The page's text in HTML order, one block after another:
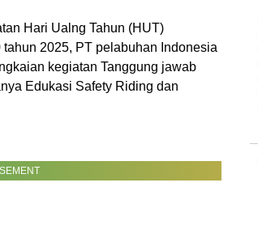
Hari Ualng Tahun (HUT)
2025, PT pelabuhan Indonesia
kegiatan Tanggung jawab
Edukasi Safety Riding dan